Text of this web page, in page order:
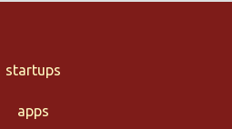
startups
apps